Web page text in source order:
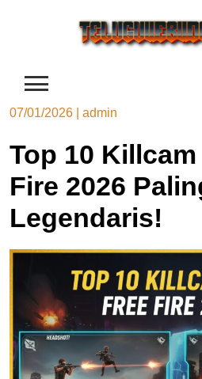
07/01/2026 admin
Top 10
Fire 2026
Legendaris!